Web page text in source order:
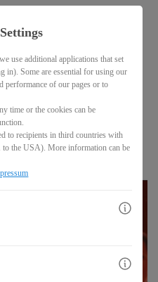
use additional applications that set
in). Some are essential for using our
performance of our pages or to
time or the cookies can be
to recipients in third countries with
to the USA). More information can be